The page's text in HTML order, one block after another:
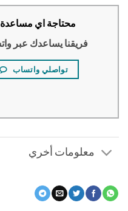
محتاجة اي مساعدة ؟
فريقنا يساعدك عبر واتساب
تواصلي واتساب
معلومات أخري